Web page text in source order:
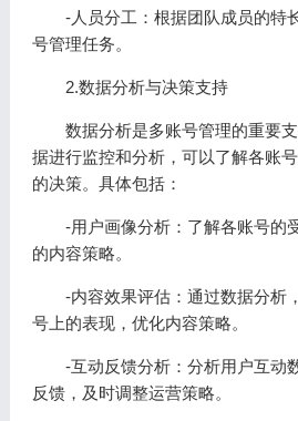
-人员分工：根据团队成员的特
号管理任务。
2.数据分析与决策支持
数据分析是多账号管理的重要支
据进行监控和分析，可以了解各账
的决策。具体包括：
-用户画像分析：了解各账号的
的内容策略。
-内容效果评估：通过数据分析
号上的表现，优化内容策略。
-互动反馈分析：分析用户互动
反馈，及时调整运营策略。